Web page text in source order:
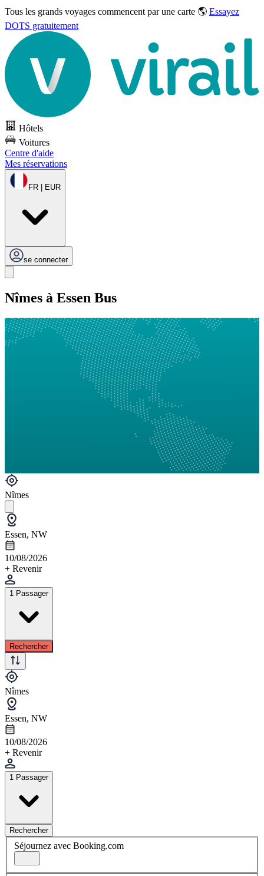
Tous les grands voyages commencent par une carte 🌎 Essayez
DOTS gratuitement
Hôtels
Voitures
Centre d'aide
Mes réservations
FR | EUR
se connecter
Nîmes à Essen Bus
Nîmes
Essen, NW
10/08/2026
+ Revenir
1 Passager
Rechercher
Nîmes
Essen, NW
10/08/2026
+ Revenir
1 Passager
Rechercher
Séjournez avec Booking.com